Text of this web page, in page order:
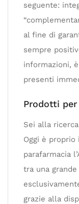
seguente:
al fine di
sempre
informazioni,
presenti
Prodotti
Sei alla
Oggi è
parafarmacia
tra una
grazie alla